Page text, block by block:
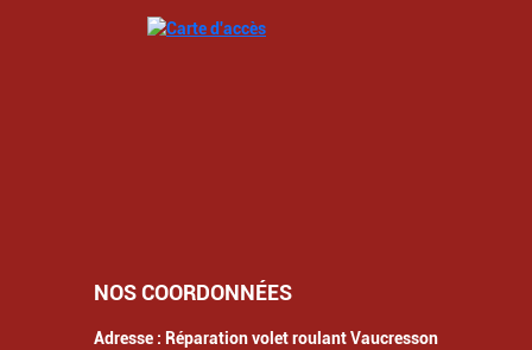
NOS COORDONNÉES
Adresse : Réparation volet roulant Vaucresson